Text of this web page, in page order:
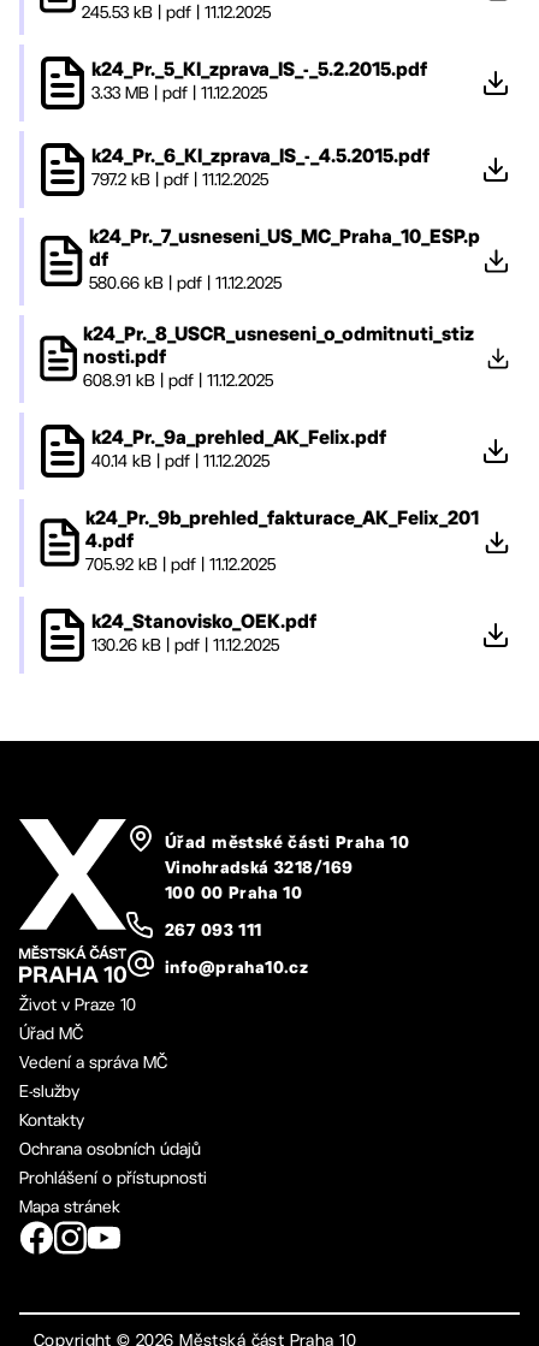
245.53 kB |pdf |11.12.2025
k24_Pr._5_KI_zprava_IS_-_5.2.2015.pdf
3.33 MB pdf 11.12.2025
k24_Pr._6_KI_zprava_IS_-_4.5.2015.pdf
797.2 kB pdf 11.12.2025
k24_Pr._7_usneseni_US_MC_Praha_10_ESP.p
df
580.66 kB |pdf |11.12.2025
k24_Pr._8_USCR_usneseni_o_odmitnuti_stiz
nosti.pdf
608.91 kB| pdf| 11.12.2025
k24_Pr._9a_prehled_AK_Felix.pdf
40.14 kB pdf 11.12.2025
k24_Pr._9b_prehled_fakturace_AK_Felix_201
4.pdf
705.92 kB |pdf |11.12.2025
k24_Stanovisko_OEK.pdf
130.26 kB pdf 11.12.2025
Úřad městské části Praha 10
Vinohradská 3218/169
100 00 Praha 10
267 093 111
info@praha10.cz
Život v Praze 10
Úřad MČ
Vedení a správa MČ
E-služby
Kontakty
Ochrana osobních údajů
Prohlášení o přístupnosti
Mapa stránek
Copyright ©2026 Městská část Praha 10